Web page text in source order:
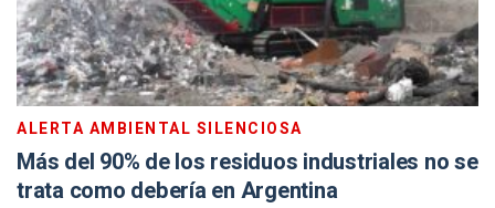
ALERTA AMBIENTAL SILENCIOSA
Más del 90% de los residuos industriales no se
trata como debería en Argentina